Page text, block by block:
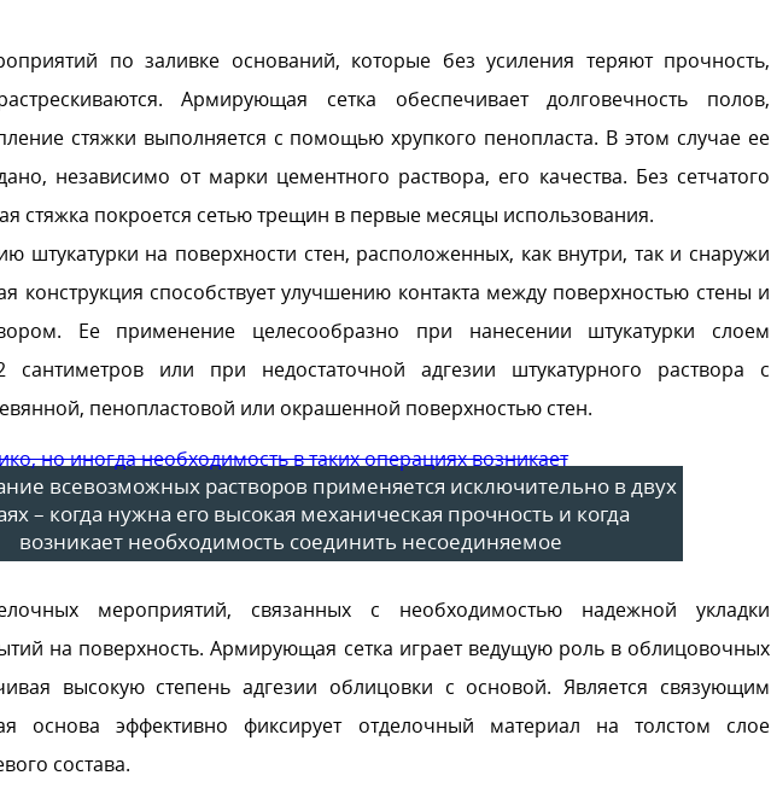
по заливке оснований, которые без усиления теряют прочность,
Армирующая сетка обеспечивает долговечность полов,
стяжки выполняется с помощью хрупкого пенопласта. В этом случае ее
независимо от марки цементного раствора, его качества. Без сетчатого
стяжка покроется сетью трещин в первые месяцы использования.
штукатурки на поверхности стен, расположенных, как внутри, так и снаружи
конструкция способствует улучшению контакта между поверхностью стены и
Ее применение целесообразно при нанесении штукатурки слоем
или при недостаточной адгезии штукатурного раствора с
пенопластовой или окрашенной поверхностью стен.
всевозможных растворов применяется исключительно в двух
– когда нужна его высокая механическая прочность и когда
возникает необходимость соединить несоединяемое
мероприятий, связанных с необходимостью надежной укладки
на поверхность. Армирующая сетка играет ведущую роль в облицовочных
высокую степень адгезии облицовки с основой. Является связующим
основа эффективно фиксирует отделочный материал на толстом слое
состава.